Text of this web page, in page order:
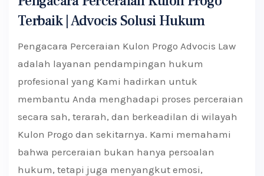
Terbaik | Advocis Solusi Hukum
Pengacara Perceraian Kulon Progo Advocis Law
adalah layanan pendampingan hukum
profesional yang Kami hadirkan untuk
membantu Anda menghadapi proses perceraian
secara sah, terarah, dan berkeadilan di wilayah
Kulon Progo dan sekitarnya. Kami memahami
bahwa perceraian bukan hanya persoalan
hukum, tetapi juga menyangkut emosi,